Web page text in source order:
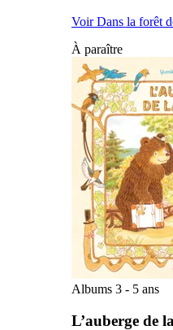
Voir Dans la forêt
À paraître
Albums 3 - 5 ans
L’auberge de